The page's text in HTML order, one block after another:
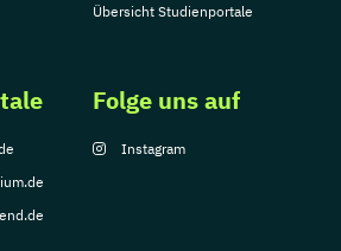
Übersicht Studienportale
Folge uns auf
Instagram